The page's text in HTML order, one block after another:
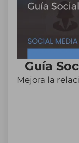
Guía
Mejora la